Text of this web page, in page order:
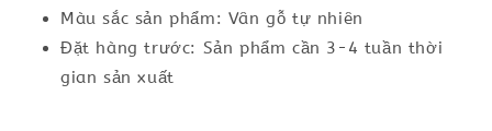
Màu sắc sản phẩm: Vân gỗ tự nhiên
Đặt hàng trước: Sản phẩm cần 3-4 tuần thời
gian sản xuất